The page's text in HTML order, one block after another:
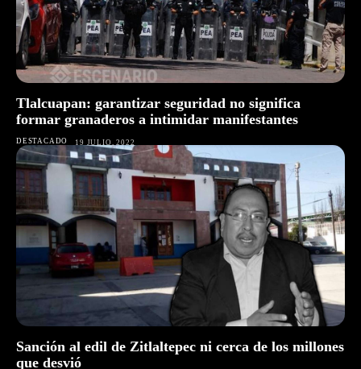
Tlalcuapan: garantizar seguridad no significa
formar granaderos a intimidar manifestantes
DESTACADO 19 JULIO, 2022
Sanción al edil de Zitlaltepec ni cerca de los millones
que desvió